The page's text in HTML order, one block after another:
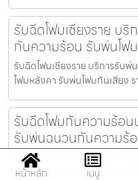
รับฉีดโฟมเชียงราย บ
กันความร้อน รับพ่นโฟ
รับฉีดโฟมเชียงราย บริการรับ
โฟมหลังคา รับพ่นโฟมกันเสียง
รับฉีดโฟมกันความร้อ
รับพ่นฉนวนกันความร้
รับฉีดโฟมกันความร้อนนครน
ความร้อน รับพ่นโฟมหลังคา รับ
หน้าหลัก เมนู